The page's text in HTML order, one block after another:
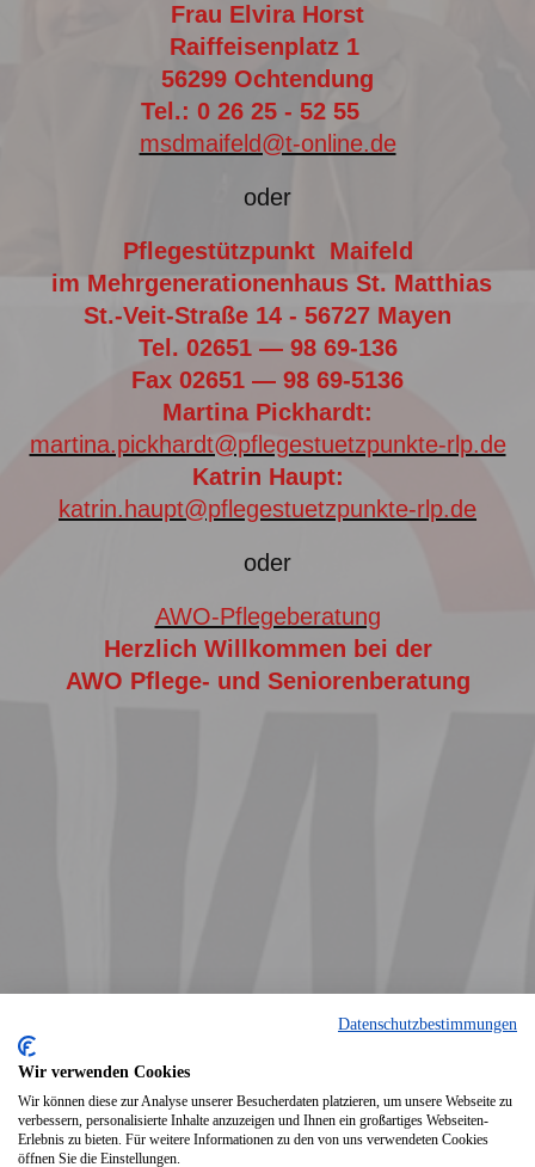
Frau Elvira Horst
Raiffeisenplatz 1
56299 Ochtendung
Tel.: 0 26 25 - 52 55
msdmaifeld@t-online.de
oder
Pflegestützpunkt Maifeld
im Mehrgenerationenhaus St. Matthias
St.-Veit-Straße 14 - 56727 Mayen
Tel. 02651 — 98 69-136
Fax 02651 — 98 69-5136
Martina Pickhardt:
martina.pickhardt@pflegestuetzpunkte-rlp.de
Katrin Haupt:
katrin.haupt@pflegestuetzpunkte-rlp.de
oder
AWO-Pflegeberatung
Herzlich Willkommen bei der
AWO Pflege- und Seniorenberatung
Datenschutzbestimmungen
Wir verwenden Cookies
Wir können diese zur Analyse unserer Besucherdaten platzieren, um unsere Webseite zu
verbessern, personalisierte Inhalte anzuzeigen und Ihnen ein großartiges Webseiten-
Erlebnis zu bieten. Für weitere Informationen zu den von uns verwendeten Cookies
öffnen Sie die Einstellungen.